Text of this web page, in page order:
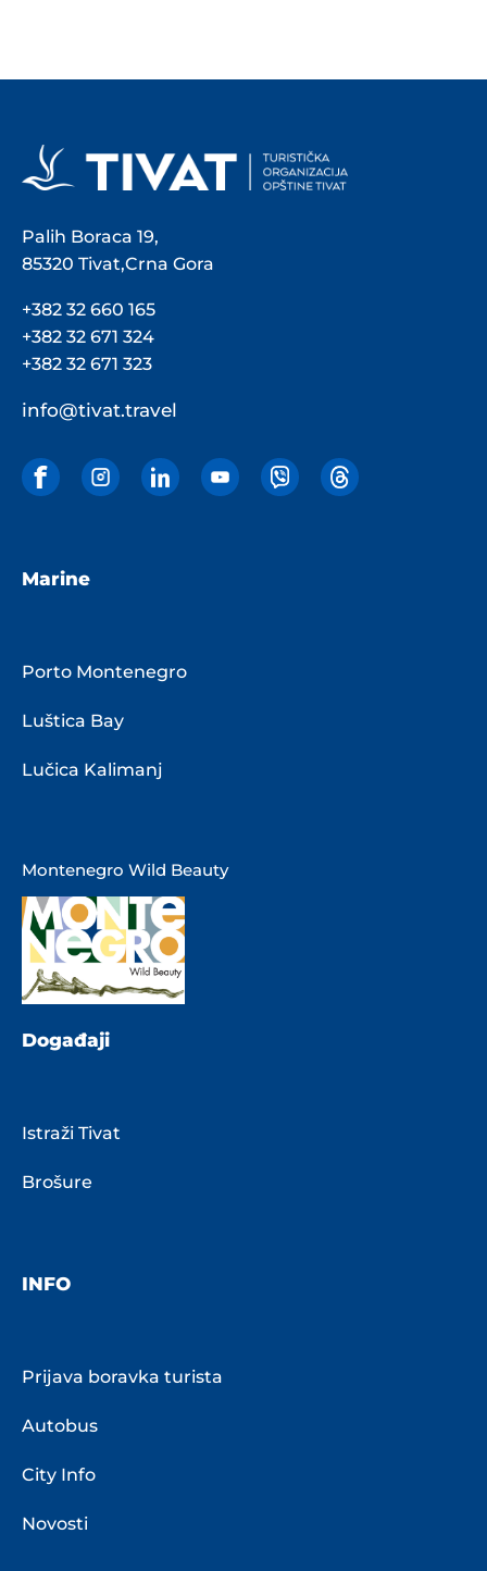
Palih Boraca 19,
85320 Tivat,Crna Gora
+382 32 660 165
+382 32 671 324
+382 32 671 323
info@tivat.travel
Marine
Porto Montenegro
Luštica Bay
Lučica Kalimanj
Montenegro Wild Beauty
Događaji
Istraži Tivat
Brošure
INFO
Prijava boravka turista
Autobus
City Info
Novosti